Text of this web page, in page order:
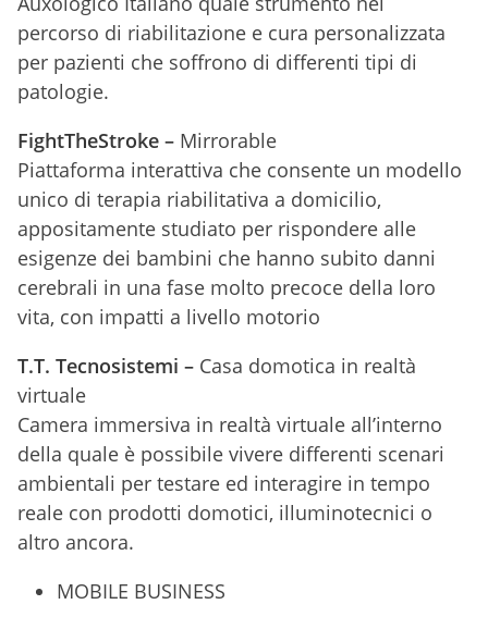
percorso di riabilitazione e cura personalizzata
per pazienti che soffrono di differenti tipi di
patologie.
FightTheStroke – Mirrorable
Piattaforma interattiva che consente un modello
unico di terapia riabilitativa a domicilio,
appositamente studiato per rispondere alle
esigenze dei bambini che hanno subito danni
cerebrali in una fase molto precoce della loro
vita, con impatti a livello motorio
T.T. Tecnosistemi – Casa domotica in realtà
virtuale
Camera immersiva in realtà virtuale all’interno
della quale è possibile vivere differenti scenari
ambientali per testare ed interagire in tempo
reale con prodotti domotici, illuminotecnici o
altro ancora.
MOBILE BUSINESS